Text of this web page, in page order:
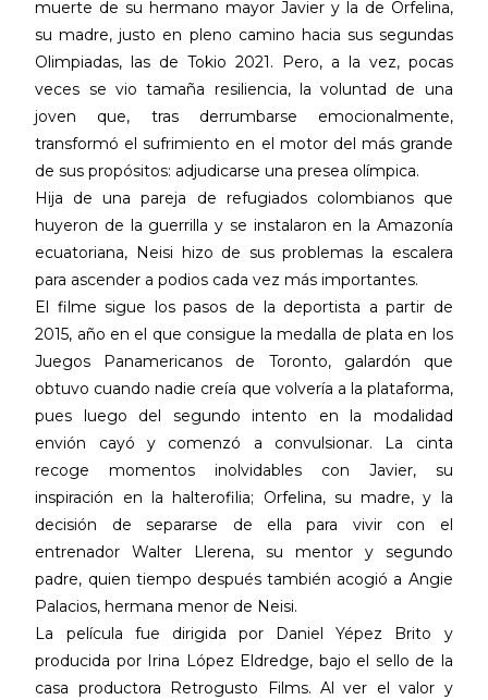
muerte de su hermano mayor Javier y la de Orfelina,
su madre, justo en pleno camino hacia sus segundas
Olimpiadas, las de Tokio 2021. Pero, a la vez, pocas
veces se vio tamaña resiliencia, la voluntad de una
joven que, tras derrumbarse emocionalmente,
transformó el sufrimiento en el motor del más grande
de sus propósitos: adjudicarse una presea olímpica.
Hija de una pareja de refugiados colombianos que
huyeron de la guerrilla y se instalaron en la Amazonía
ecuatoriana, Neisi hizo de sus problemas la escalera
para ascender a podios cada vez más importantes.
El filme sigue los pasos de la deportista a partir de
2015, año en el que consigue la medalla de plata en los
Juegos Panamericanos de Toronto, galardón que
obtuvo cuando nadie creía que volvería a la plataforma,
pues luego del segundo intento en la modalidad
envión cayó y comenzó a convulsionar. La cinta
recoge momentos inolvidables con Javier, su
inspiración en la halterofilia; Orfelina, su madre, y la
decisión de separarse de ella para vivir con el
entrenador Walter Llerena, su mentor y segundo
padre, quien tiempo después también acogió a Angie
Palacios, hermana menor de Neisi.
La película fue dirigida por Daniel Yépez Brito y
producida por Irina López Eldredge, bajo el sello de la
casa productora Retrogusto Films. Al ver el valor y